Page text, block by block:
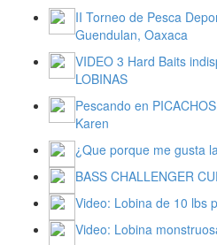
II Torneo de Pesca
Guendulan, Oaxaca
VIDEO 3 Hard Baits
LOBINAS
Pescando en
Karen
¿Que porque me gusta
BASS CHALLENGER
Video: Lobina de 10 lbs
Video: Lobina